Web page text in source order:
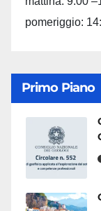
pomeriggio:
Primo Piano